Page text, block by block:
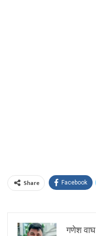
Share Facebook
गणेश वाघ